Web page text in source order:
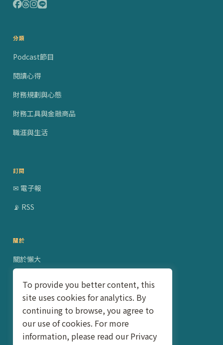
分類
Podcast節目
閱讀心得
財務規劃與心態
財務工具與金融商品
職涯與生活
訂閱
✉ 電子報
📡 RSS
關於
關於懶大
隱私權政策
聯絡我
To provide you better content, this
site uses cookies for analytics. By
continuing to browse, you agree to
our use of cookies. For more
information, please read our Privacy